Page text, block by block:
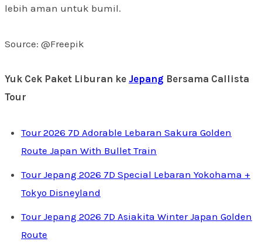
lebih aman untuk bumil.
Source: @Freepik
Yuk Cek Paket Liburan ke Jepang Bersama Callista
Tour
Tour 2026 7D Adorable Lebaran Sakura Golden
Route Japan With Bullet Train
Tour Jepang 2026 7D Special Lebaran Yokohama +
Tokyo Disneyland
Tour Jepang 2026 7D Asiakita Winter Japan Golden
Route